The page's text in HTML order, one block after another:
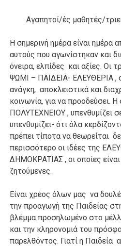
Αγαπητοί/ές μαθητές/
Η σημερινή ημέρα είναι ημέρα
αυτούς που αγωνίστηκαν και
όνειρα, ελπίδες και αξίες. Οι
ΨΩΜΙ – ΠΑΙΔΕΙΑ- ΕΛΕΥΘΕΡΙΑ ,
ανάγκη, αποκλειστικά και
κοινωνία, για να προοδεύσει. Η
ΠΟΛΥΤΕΧΝΕΙΟΥ , υπενθυμίζει
υπενθυμίζει- ότι όλα
πρέπει τίποτα να θεωρείται
περισσότερο οι ιδέες της
ΔΗΜΟΚΡΑΤΙΑΣ , οι οποίες
ζητούμενες.
Είναι χρέος όλων μας να
την προαγωγή της Παιδείας
βλέμμα προσηλωμένο στο
και την κληρονομιά του
παρελθόντος. Γιατί η Παιδεία